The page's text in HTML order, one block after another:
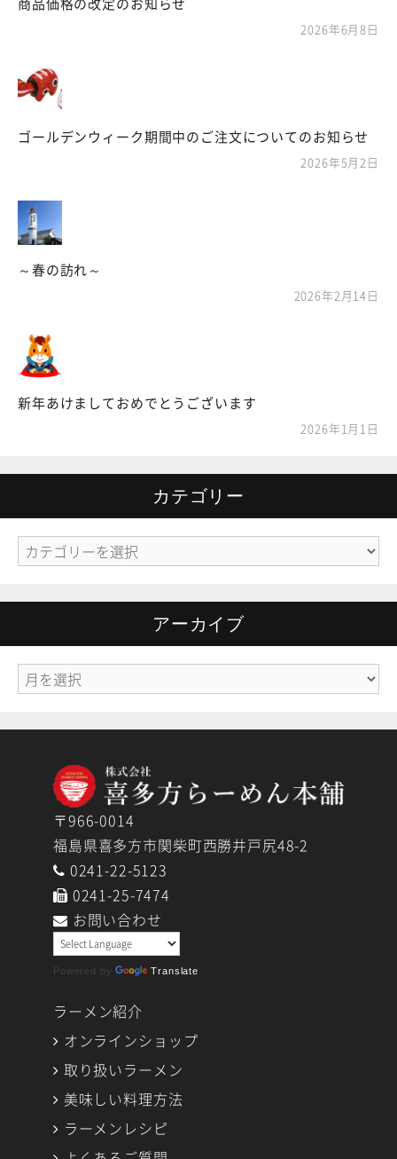
2026年6月8日
ゴールデンウィーク期間中のご注文についてのお知らせ
2026年5月2日
～春の訪れ～
2026年2月14日
新年あけましておめでとうございます
2026年1月1日
カテゴリー
カ
テ
ゴ
ー
アーカイブ
ア
ー
カ
〒966-0014
福島県喜多方市関柴町西勝井戸尻48-2
0241-22-5123
0241-25-7474
お問い合わせ
Powered by Translate
ラーメン紹介
オンラインショップ
取り扱いラーメン
美味しい料理方法
ラーメンレシピ